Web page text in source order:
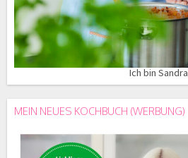
Ich bin Sandra
MEIN NEUES KOCHBUCH (WERBUNG)